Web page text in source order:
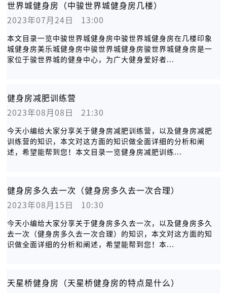
世界城健身房（中骏世界城健身房几楼）
2023年07月24日   13:00
本文目录一览中骏世界城健身房中骏世界城健身房在几楼印象
城健身房美乐城健身房中骏世界城健身房骏世界城健身房是一
家位于骏世界城的健身中心，为广大健身爱好者...
健身房减肥训练营
2023年08月08日   21:30
今天小编给大家分享关于健身房减肥训练营，以及健身房减肥
训练营的知识，本文对这方面的知识做全面详细的分析和阐
述，希望能帮到您！本文目录一览健身房减肥训练...
健身房多久去一次（健身房多久去一次合理）
2023年08月15日   10:30
今天小编给大家分享关于健身房多久去一次，以及健身房多久
去一次（健身房多久去一次合理）的知识，本文对这方面的知
识做全面详细的分析和阐述，希望能帮到您！本...
天星桥健身房（天星桥健身房的特点是什么）